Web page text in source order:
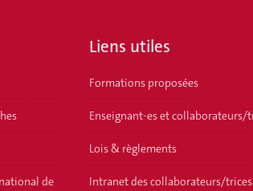
de
Liens utiles
Formations proposées
Enseignant-es et collaborateurs/
Lois & règlements
Intranet des collaborateurs/trices